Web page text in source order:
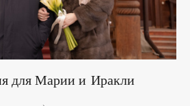
для Марии и Иракли